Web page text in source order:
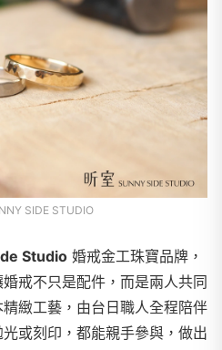
SIDE STUDIO
Studio 婚戒金工珠寶品牌，
戒不只是配件，而是兩人共同
緻工藝，由台日職人全程陪伴
或刻印，都能親手參與，做出